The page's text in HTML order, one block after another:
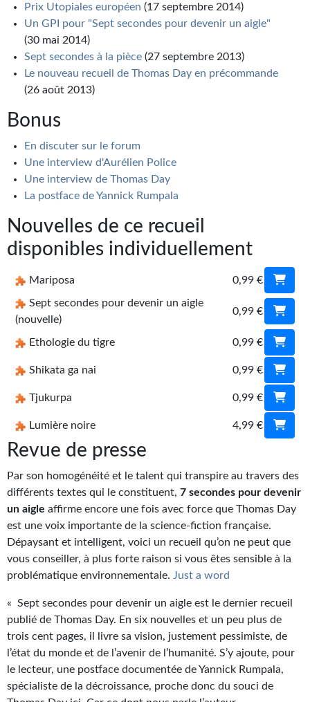
Prix Utopiales européen (17 septembre 2014)
Un GPI pour "Sept secondes pour devenir un aigle"
(30 mai 2014)
Sept secondes à la pièce (27 septembre 2013)
Le nouveau recueil de Thomas Day en précommande
(26 août 2013)
Bonus
En discuter sur le forum
Une interview d'Aurélien Police
Une interview de Thomas Day
La postface de Yannick Rumpala
Nouvelles de ce recueil
disponibles individuellement
Mariposa 0,99 €
Sept secondes pour devenir un aigle
(nouvelle)
0,99 €
Ethologie du tigre 0,99 €
Shikata ga nai 0,99 €
Tjukurpa 0,99 €
Lumière noire 4,99 €
Revue de presse
Par son homogénéité et le talent qui transpire au travers des
différents textes qui le constituent, 7 secondes pour devenir
un aigle affirme encore une fois avec force que Thomas Day
est une voix importante de la science-fiction française.
Dépaysant et intelligent, voici un recueil qu’on ne peut que
vous conseiller, à plus forte raison si vous êtes sensible à la
problématique environnementale. Just a word
« Sept secondes pour devenir un aigle est le dernier recueil
publié de Thomas Day. En six nouvelles et un peu plus de
trois cent pages, il livre sa vision, justement pessimiste, de
l’état du monde et de l’avenir de l’humanité. S’y ajoute, pour
le lecteur, une postface documentée de Yannick Rumpala,
spécialiste de la décroissance, proche donc du souci de